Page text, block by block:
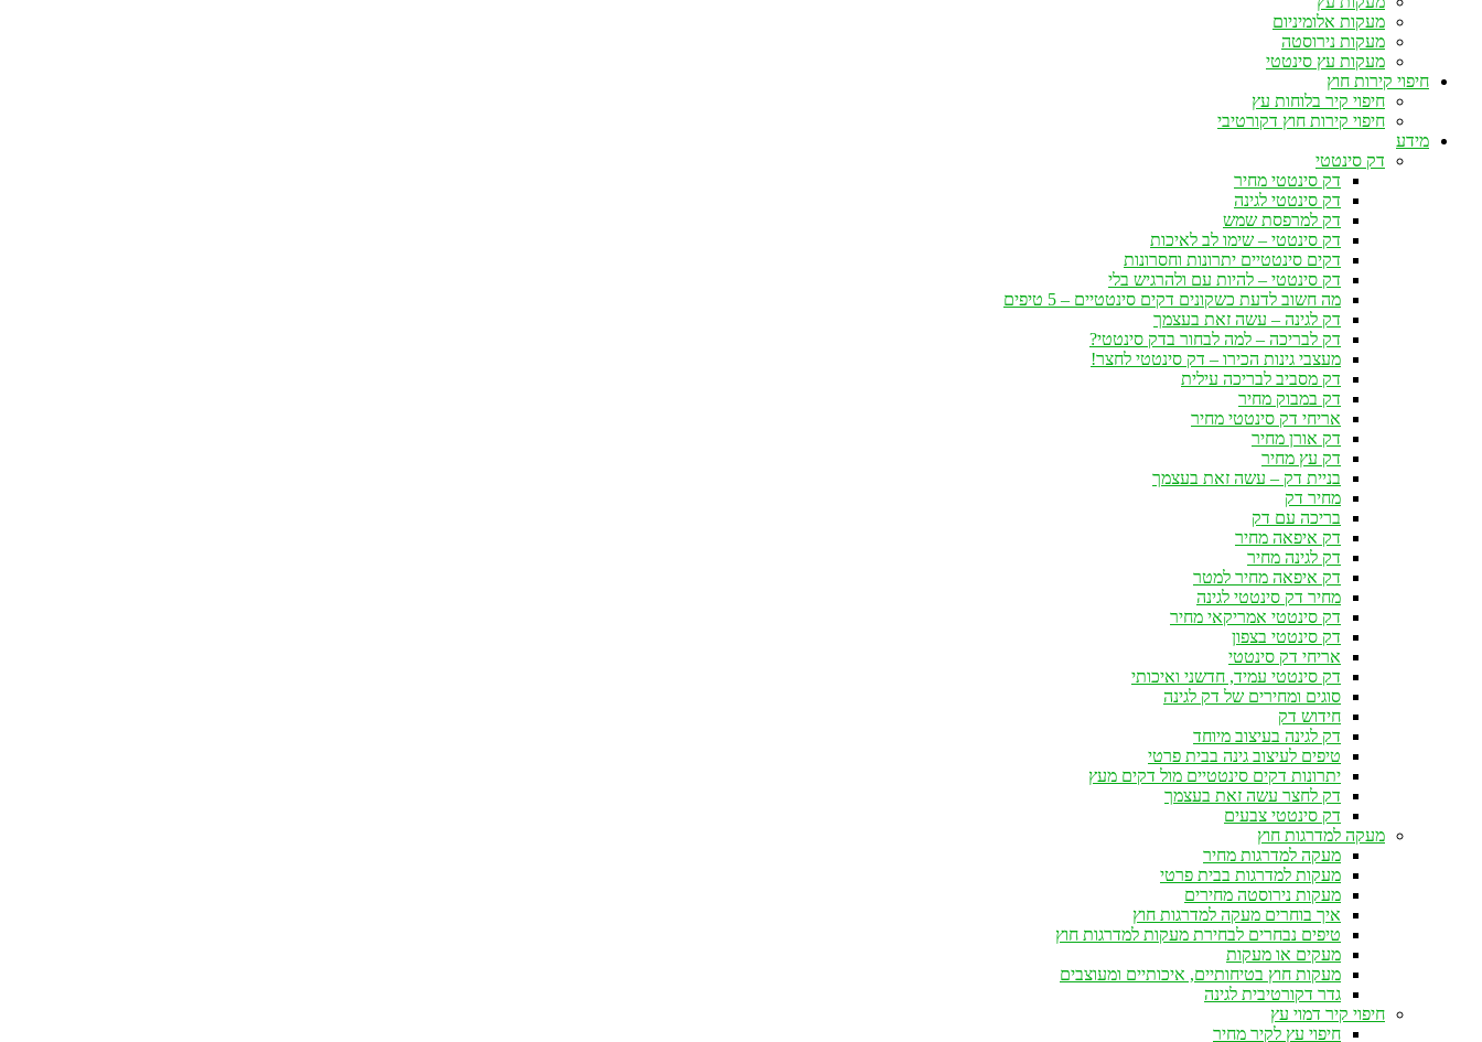
מעקות אלומיניום
מעקות נירוסטה
מעקות עץ סינטטי
חיפוי קירות חוץ
חיפוי קיר בלוחות עץ
חיפוי קירות חוץ דקורטיבי
מידע
דק סינטטי
דק סינטטי מחיר
דק סינטטי לגינה
דק למרפסת שמש
דק סינטטי – שימו לב לאיכות
דקים סינטטיים יתרונות וחסרונות
דק סינטטי – להיות עם ולהרגיש בלי
מה חשוב לדעת כשקונים דקים סינטטיים – 5 טיפים
דק לגינה – עשה זאת בעצמך
דק לבריכה – למה לבחור בדק סינטטי?
מעצבי גינות הכירו – דק סינטטי לחצר!
דק מסביב לבריכה עילית
דק במבוק מחיר
אריחי דק סינטטי מחיר
דק אורן מחיר
דק עץ מחיר
בניית דק – עשה זאת בעצמך
מחיר דק
בריכה עם דק
דק איפאה מחיר
דק לגינה מחיר
דק איפאה מחיר למטר
מחיר דק סינטטי לגינה
דק סינטטי אמריקאי מחיר
דק סינטטי בצפון
אריחי דק סינטטי
דק סינטטי עמיד, חדשני ואיכותי
סוגים ומחירים של דק לגינה
חידוש דק
דק לגינה בעיצוב מיוחד
טיפים לעיצוב גינה בבית פרטי
יתרונות דקים סינטטיים מול דקים מעץ
דק לחצר עשה זאת בעצמך
דק סינטטי צבעים
מעקה למדרגות חוץ
מעקה למדרגות מחיר
מעקות למדרגות בבית פרטי
מעקות נירוסטה מחירים
איך בוחרים מעקה למדרגות חוץ
טיפים נבחרים לבחירת מעקות למדרגות חוץ
מעקים או מעקות
מעקות חוץ בטיחותיים, איכותיים ומעוצבים
גדר דקורטיבית לגינה
חיפוי קיר דמוי עץ
חיפוי עץ לקיר מחיר